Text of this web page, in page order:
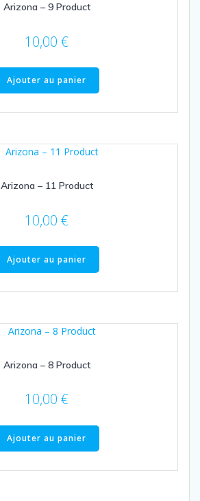
Arizona – 9 Product
10,00 €
Ajouter au panier
Arizona – 11 Product
10,00 €
Ajouter au panier
Arizona – 8 Product
10,00 €
Ajouter au panier